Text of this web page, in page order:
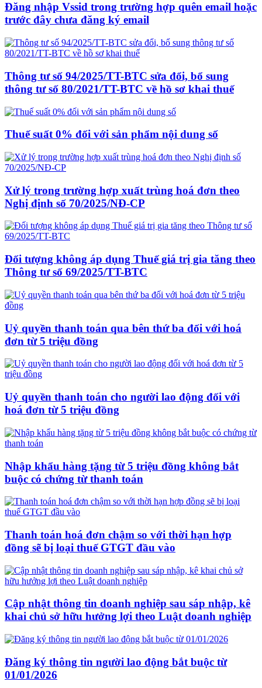
Đăng nhập Vssid trong trường hợp quên email hoặc
trước đây chưa đăng ký email
Thông tư số 94/2025/TT-BTC sửa đổi, bổ sung
thông tư số 80/2021/TT-BTC về hồ sơ khai thuế
Thuế suất 0% đối với sản phẩm nội dung số
Xử lý trong trường hợp xuất trùng hoá đơn theo
Nghị định số 70/2025/NĐ-CP
Đối tượng không áp dụng Thuế giá trị gia tăng theo
Thông tư số 69/2025/TT-BTC
Uỷ quyền thanh toán qua bên thứ ba đối với hoá
đơn từ 5 triệu đồng
Uỷ quyền thanh toán cho người lao động đối với
hoá đơn từ 5 triệu đồng
Nhập khẩu hàng tặng từ 5 triệu đồng không bắt
buộc có chứng từ thanh toán
Thanh toán hoá đơn chậm so với thời hạn hợp
đồng sẽ bị loại thuế GTGT đầu vào
Cập nhật thông tin doanh nghiệp sau sáp nhập, kê
khai chủ sở hữu hưởng lợi theo Luật doanh nghiệp
Đăng ký thông tin người lao động bắt buộc từ
01/01/2026